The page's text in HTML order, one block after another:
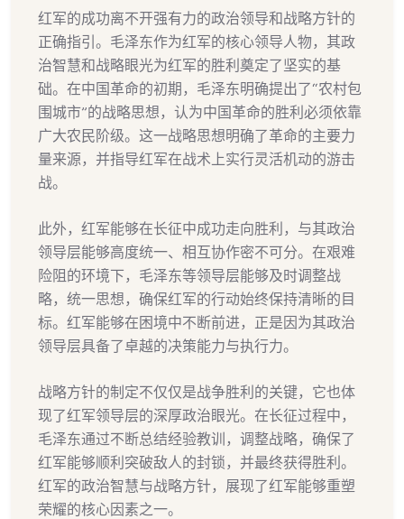
红军的成功离不开强有力的政治领导和战略方针的
正确指引。毛泽东作为红军的核心领导人物，其政
治智慧和战略眼光为红军的胜利奠定了坚实的基
础。在中国革命的初期，毛泽东明确提出了“农村包
围城市”的战略思想，认为中国革命的胜利必须依靠
广大农民阶级。这一战略思想明确了革命的主要力
量来源，并指导红军在战术上实行灵活机动的游击
战。
此外，红军能够在长征中成功走向胜利，与其政治
领导层能够高度统一、相互协作密不可分。在艰难
险阻的环境下，毛泽东等领导层能够及时调整战
略，统一思想，确保红军的行动始终保持清晰的目
标。红军能够在困境中不断前进，正是因为其政治
领导层具备了卓越的决策能力与执行力。
战略方针的制定不仅仅是战争胜利的关键，它也体
现了红军领导层的深厚政治眼光。在长征过程中，
毛泽东通过不断总结经验教训，调整战略，确保了
红军能够顺利突破敌人的封锁，并最终获得胜利。
红军的政治智慧与战略方针，展现了红军能够重塑
荣耀的核心因素之一。